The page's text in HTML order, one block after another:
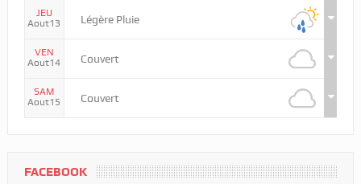
JEU
Aout13
Légère Pluie
VEN
Aout14
Couvert
SAM
Aout15
Couvert
FACEBOOK